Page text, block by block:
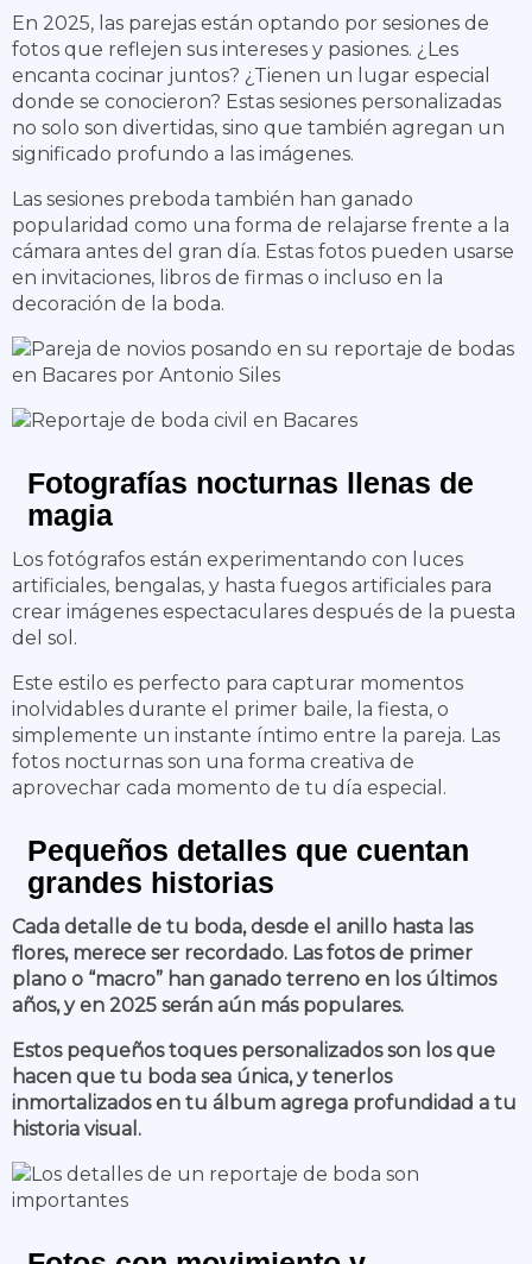
En 2025, las parejas están optando por sesiones de
fotos que reflejen sus intereses y pasiones. ¿Les
encanta cocinar juntos? ¿Tienen un lugar especial
donde se conocieron? Estas sesiones personalizadas
no solo son divertidas, sino que también agregan un
significado profundo a las imágenes.
Las sesiones preboda también han ganado
popularidad como una forma de relajarse frente a la
cámara antes del gran día. Estas fotos pueden usarse
en invitaciones, libros de firmas o incluso en la
decoración de la boda.
Fotografías nocturnas llenas de
magia
Los fotógrafos están experimentando con luces
artificiales, bengalas, y hasta fuegos artificiales para
crear imágenes espectaculares después de la puesta
del sol.
Este estilo es perfecto para capturar momentos
inolvidables durante el primer baile, la fiesta, o
simplemente un instante íntimo entre la pareja. Las
fotos nocturnas son una forma creativa de
aprovechar cada momento de tu día especial.
Pequeños detalles que cuentan
grandes historias
Cada detalle de tu boda, desde el anillo hasta las
flores, merece ser recordado. Las fotos de primer
plano o “macro” han ganado terreno en los últimos
años, y en 2025 serán aún más populares.
Estos pequeños toques personalizados son los que
hacen que tu boda sea única, y tenerlos
inmortalizados en tu álbum agrega profundidad a tu
historia visual.